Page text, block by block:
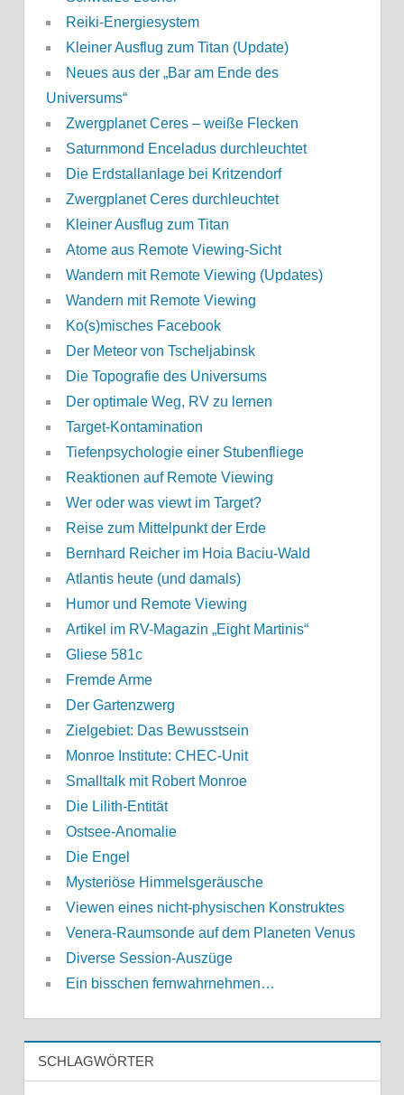
Reiki-Energiesystem
Kleiner Ausflug zum Titan (Update)
Neues aus der „Bar am Ende des
Universums“
Zwergplanet Ceres – weiße Flecken
Saturnmond Enceladus durchleuchtet
Die Erdstallanlage bei Kritzendorf
Zwergplanet Ceres durchleuchtet
Kleiner Ausflug zum Titan
Atome aus Remote Viewing-Sicht
Wandern mit Remote Viewing (Updates)
Wandern mit Remote Viewing
Ko(s)misches Facebook
Der Meteor von Tscheljabinsk
Die Topografie des Universums
Der optimale Weg, RV zu lernen
Target-Kontamination
Tiefenpsychologie einer Stubenfliege
Reaktionen auf Remote Viewing
Wer oder was viewt im Target?
Reise zum Mittelpunkt der Erde
Bernhard Reicher im Hoia Baciu-Wald
Atlantis heute (und damals)
Humor und Remote Viewing
Artikel im RV-Magazin „Eight Martinis“
Gliese 581c
Fremde Arme
Der Gartenzwerg
Zielgebiet: Das Bewusstsein
Monroe Institute: CHEC-Unit
Smalltalk mit Robert Monroe
Die Lilith-Entität
Ostsee-Anomalie
Die Engel
Mysteriöse Himmelsgeräusche
Viewen eines nicht-physischen Konstruktes
Venera-Raumsonde auf dem Planeten Venus
Diverse Session-Auszüge
Ein bisschen fernwahrnehmen…
SCHLAGWÖRTER